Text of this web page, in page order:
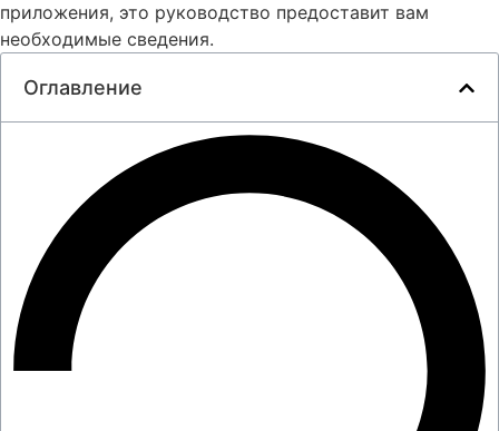
приложения, это руководство предоставит вам
необходимые сведения.
Оглавление